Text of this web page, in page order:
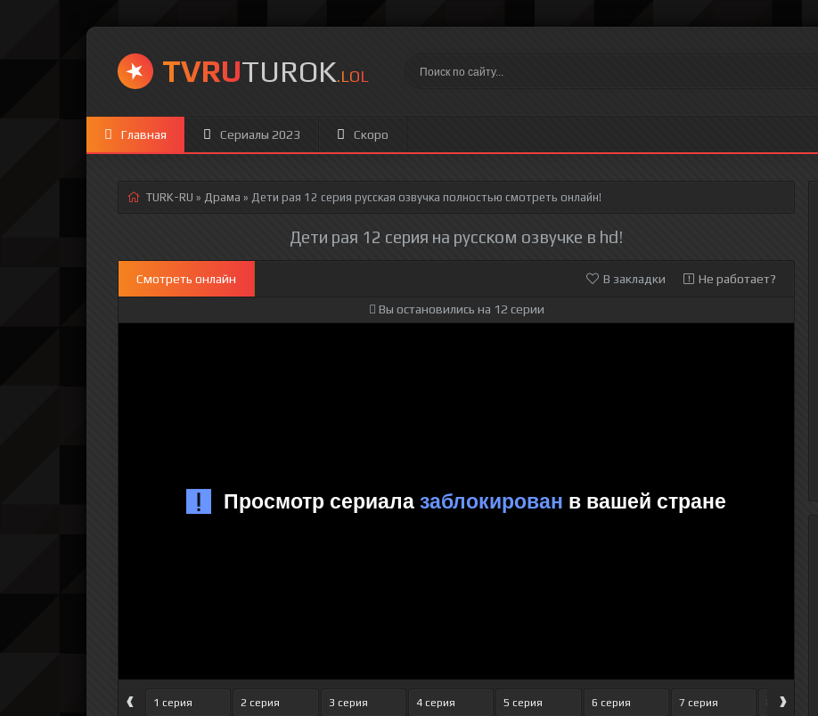
TVRUTUROK.LOL
Главная Сериалы 2023 Скоро
TURK-RU » Драма » Дети рая 12 серия русская озвучка полностью смотреть онлайн!
Дети рая 12 серия на русском озвучке в hd!
Смотреть онлайн В закладки Не работает?
Вы остановились на 12 серии
‹ 1 серия 2 серия 3 серия 4 серия 5 серия 6 серия 7 серия 8 серия
›